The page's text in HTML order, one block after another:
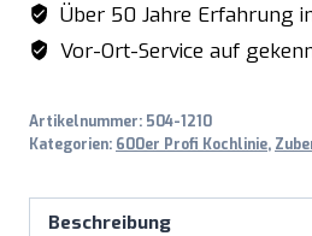
Über 50 Jahre Erfahrung
Vor-Ort-Service auf
Artikelnummer: 504-1210
Kategorien: 600er Profi Kochlinie,
Beschreibung